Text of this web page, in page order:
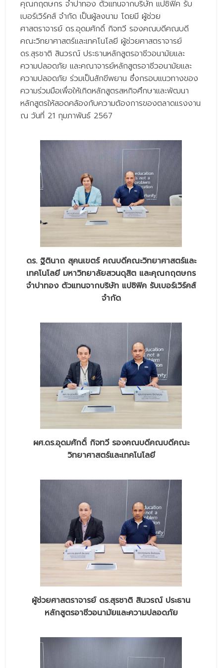
- - วิทยาศาสตร์ทั่วไป
- เทคโนโลยีบัณฑิต
- - เทคโนโลยีสารสนเทศ
ศูนย์บริการ
- ศูนย์เครื่องมือปฏิบัติการวิทยาศาสตร์
- ศูนย์สิ่งแวดล้อม
สหกิจศึกษา
- ข่าวประชาสัมพันธ์
- กิจกรรม
- ข่าวประชาสัมพันธ์ภายนอก
วารสารคณะ
ผลงานคณะ
- การจัดการความรู้ (KM Scitech)
- โครงการบริหารจัดการพื้นที่ 10 ไร่ ด้านหลังโรงสีข้าว
สวนดุสิต จังหวัดปราจีนบุรี
- โครงการส่งเสริมการปลูกกล้วยเล็บมือนางฯ
- ผลงาน/รางวัล
- งานวิจัย/นวัตกรรม
คุณกฤตษกร จำปาทอง ตัวแทนจากบริษัท แปซิฟิค รับ
เบอร์เวิร์คส์ จำกัด เป็นผู้ลงนาม โดยมี ผู้ช่วย
ศาสตราจารย์ ดร.อุดมศักดิ์ กิจทวี รองคณบดีคณบดี
คณะวิทยาศาสตร์และเทคโนโลยี ผู้ช่วยศาสตราจารย์
ดร.สุรชาติ สินวรณ์ ประธานหลักสูตรอาชีวอนามัยและ
ความปลอดภัย และคณาจารย์หลักสูตรอาชีวอนามัยและ
ความปลอดภัย ร่วมเป็นสักขีพยาน ซึ่งกรอบแนวทางของ
ความร่วมมือเพื่อให้เกิดหลักสูตรสหกิจศึกษาและพัฒนา
หลักสูตรให้สอดคล้องกับความต้องการของตลาดแรงงาน
ณ วันที่ 21 กุมภาพันธ์ 2567
ดร. ฐิตินาถ สุคนเขตร์ คณบดีคณะวิทยาศาสตร์และ
เทคโนโลยี มหาวิทยาลัยสวนดุสิต และคุณกฤตษกร
จำปาทอง ตัวแทนจากบริษัท แปซิฟิค รับเบอร์เวิร์คส์
จำกัด
ผศ.ดร.อุดมศักดิ์ กิจทวี รองคณบดีคณบดีคณะ
วิทยาศาสตร์และเทคโนโลยี
ผู้ช่วยศาสตราจารย์ ดร.สุรชาติ สินวรณ์ ประธาน
หลักสูตรอาชีวอนามัยและความปลอดภัย